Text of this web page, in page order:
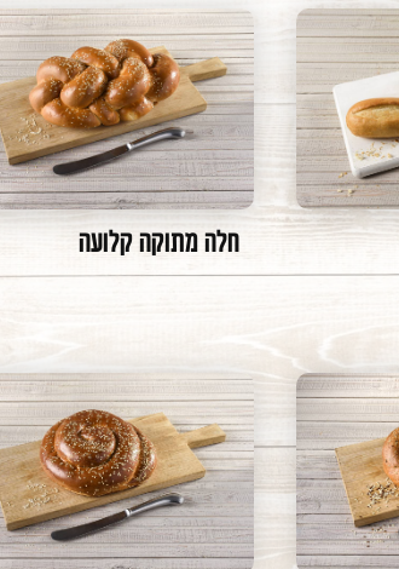
חלה מתוקה קלועה